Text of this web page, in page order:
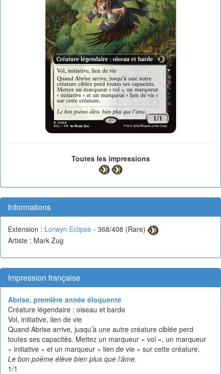
Toutes les impressions
Informations
Extension : Lorwyn Eclipsé - 368/408 (Rare)
Artiste : Mark Zug
Impression française
Abrise, première année éloquente
Créature légendaire : oiseau et barde
Vol, initiative, lien de vie
Quand Abrise arrive, jusqu’à une autre créature ciblée perd
toutes ses capacités. Mettez un marqueur « vol », un marqueur
« initiative » et un marqueur « lien de vie » sur cette créature.
Le bon poème élève bien plus que l’âme.
1/1